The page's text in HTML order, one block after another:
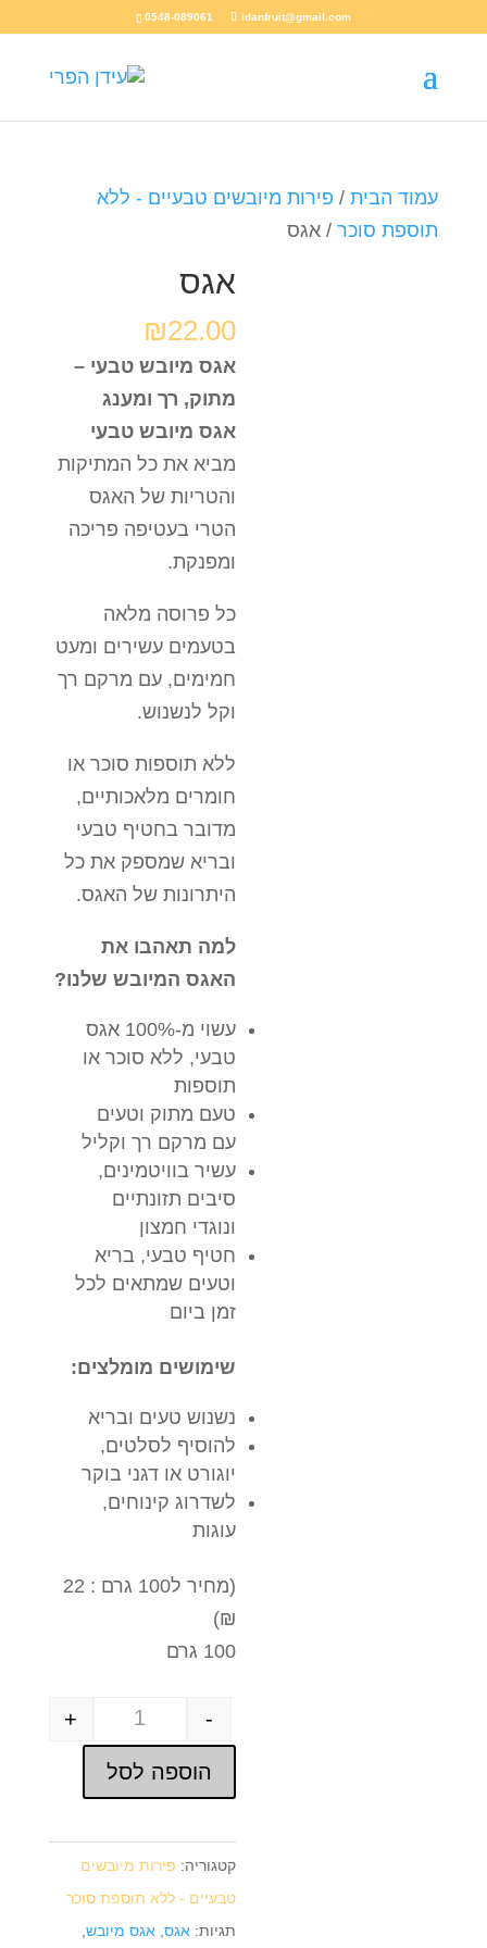
0548-089061 idanfruit@gmail.com
עמוד הבית/ פירות מיובשים טבעיים - ללא
תוספת סוכר/ אגס
אגס
₪22.00
אגס מיובש טבעי –
מתוק, רך ומענג
אגס מיובש טבעי
מביא את כל המתיקות
והטריות של האגס
הטרי בעטיפה פריכה
ומפנקת.
כל פרוסה מלאה
בטעמים עשירים ומעט
חמימים, עם מרקם רך
וקל לנשנוש.
ללא תוספות סוכר או
חומרים מלאכותיים,
מדובר בחטיף טבעי
ובריא שמספק את כל
היתרונות של האגס.
למה תאהבו את
האגס המיובש שלנו?
עשוי מ-100% אגס
טבעי, ללא סוכר או
תוספות
טעם מתוק וטעים
עם מרקם רך וקליל
עשיר בוויטמינים,
סיבים תזונתיים
ונוגדי חמצון
חטיף טבעי, בריא
וטעים שמתאים לכל
זמן ביום
שימושים מומלצים:
נשנוש טעים ובריא
להוסיף לסלטים,
יוגורט או דגני בוקר
לשדרוג קינוחים,
עוגות
(מחיר ל100 גרם : 22
₪)
100 גרם
-
+
הוספה לסל
קטגוריה: פירות מיובשים
טבעיים - ללא תוספת סוכר
תגיות: אגס אגס מיובש